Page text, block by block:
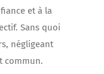
et à la
Sans quoi
négligeant
commun.